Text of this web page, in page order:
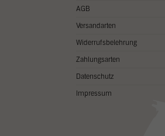
AGB
Versandarten
Widerrufsbelehrung
Zahlungsarten
Datenschutz
Impressum